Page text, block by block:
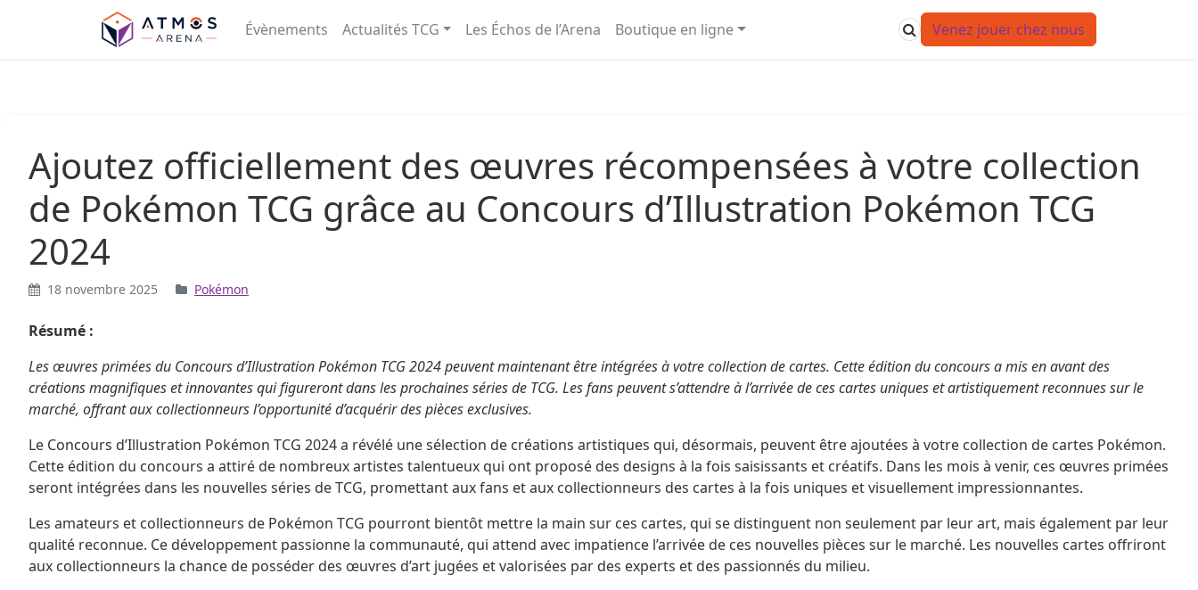
Évènements
Actualités TCG Les Échos de l’Arena Boutique en ligne Venez jouer chez nous
Ajoutez officiellement des œuvres récompensées à votre collection
de Pokémon TCG grâce au Concours d’Illustration Pokémon TCG
2024
18 novembre 2025 Pokémon
Résumé :
Les œuvres primées du Concours d’Illustration Pokémon TCG 2024 peuvent maintenant être intégrées à votre collection de cartes. Cette édition du concours a mis en avant des
créations magnifiques et innovantes qui figureront dans les prochaines séries de TCG. Les fans peuvent s’attendre à l’arrivée de ces cartes uniques et artistiquement reconnues sur le
marché, offrant aux collectionneurs l’opportunité d’acquérir des pièces exclusives.
Le Concours d’Illustration Pokémon TCG 2024 a révélé une sélection de créations artistiques qui, désormais, peuvent être ajoutées à votre collection de cartes Pokémon.
Cette édition du concours a attiré de nombreux artistes talentueux qui ont proposé des designs à la fois saisissants et créatifs. Dans les mois à venir, ces œuvres primées
seront intégrées dans les nouvelles séries de TCG, promettant aux fans et aux collectionneurs des cartes à la fois uniques et visuellement impressionnantes.
Les amateurs et collectionneurs de Pokémon TCG pourront bientôt mettre la main sur ces cartes, qui se distinguent non seulement par leur art, mais également par leur
qualité reconnue. Ce développement passionne la communauté, qui attend avec impatience l’arrivée de ces nouvelles pièces sur le marché. Les nouvelles cartes offriront
aux collectionneurs la chance de posséder des œuvres d’art jugées et valorisées par des experts et des passionnés du milieu.